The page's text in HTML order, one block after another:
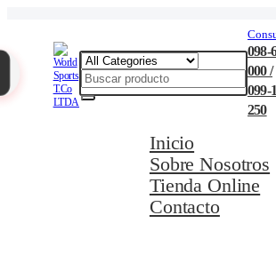
098-
000 /
099-
250
Inicio
Sobre Nosotros
Tienda Online
Contacto